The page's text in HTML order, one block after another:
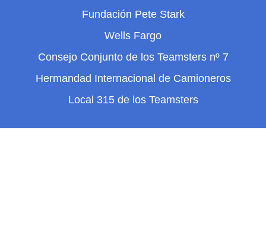
Fundación Pete Stark
Wells Fargo
Consejo Conjunto de los Teamsters nº 7
Hermandad Internacional de Camioneros
Local 315 de los Teamsters